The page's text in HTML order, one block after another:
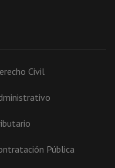
Civil
Pública